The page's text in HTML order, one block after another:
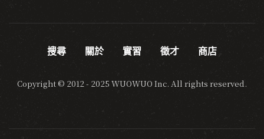
搜尋 關於 實習 徵才 商店
Copyright © 2012 - 2025 WUOWUO Inc. All rights reserved.